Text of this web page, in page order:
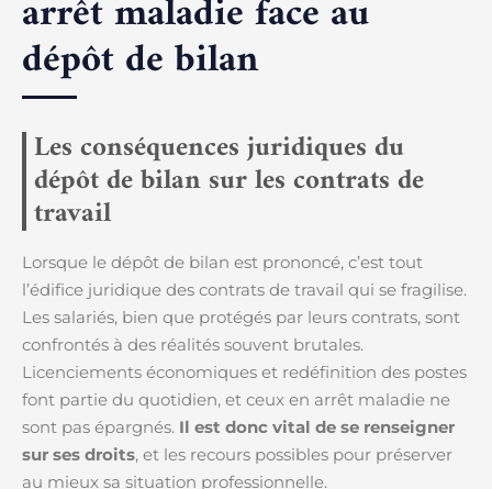
arrêt maladie face au
dépôt de bilan
Les conséquences juridiques du
dépôt de bilan sur les contrats de
travail
Lorsque le dépôt de bilan est prononcé, c’est tout
l’édifice juridique des contrats de travail qui se fragilise.
Les salariés, bien que protégés par leurs contrats, sont
confrontés à des réalités souvent brutales.
Licenciements économiques et redéfinition des postes
font partie du quotidien, et ceux en arrêt maladie ne
sont pas épargnés. Il est donc vital de se renseigner
sur ses droits, et les recours possibles pour préserver
au mieux sa situation professionnelle.